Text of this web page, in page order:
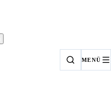
MENÜ